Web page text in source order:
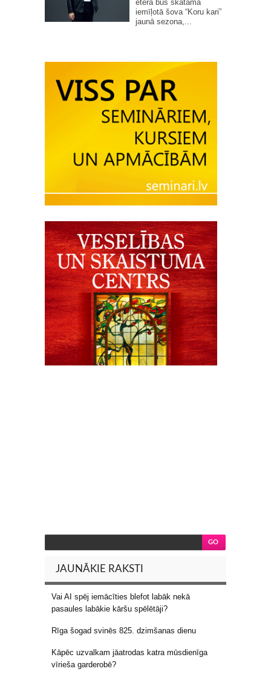
ēterā būs skatāma
iemīļotā šova “Koru kari”
jaunā sezona,...
JAUNĀKIE RAKSTI
Vai AI spēj iemācīties blefot labāk nekā
pasaules labākie kāršu spēlētāji?
Rīga šogad svinēs 825. dzimšanas dienu
Kāpēc uzvalkam jāatrodas katra mūsdienīga
vīrieša garderobē?